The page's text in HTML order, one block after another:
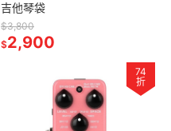
吉他琴袋
$3,800
$2,900
74
折